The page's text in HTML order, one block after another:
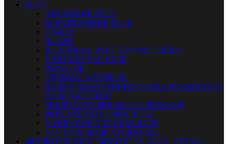
BICIE
AKUSTICKÉ BICIE
ELEKTRONICKÉ BICIE
ČINELY
BLANY
BUBENÍCKE PALIČKY A METLIČKY
HARDVÉR PRE BICIE
PERKUSIE
ORFFOVÉ NÁSTROJE
BUBNY NA POVZBUDZOVANIE, POCHODOVÉ
BICIE NÁSTROJE
MIKROFÓNY PRE BICIE A PERKUSIE
PRÍSLUŠENSTVO PRE BICIE
NÁHRADNÉ DIELY PRE BICIE
NOTY PRE BICIE A PERKUSIE
MUZIKOTERAPIA, MEDITÁCIA, JOGA, ETHNO,